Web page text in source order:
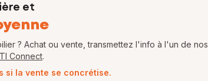
et
? Achat ou vente, transmettez l'info à l'un de nos
Connect.
si la vente se concrétise.